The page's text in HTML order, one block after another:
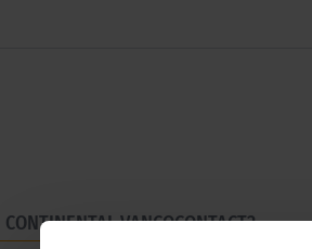
CONTINENTAL VANCOCONTACT2